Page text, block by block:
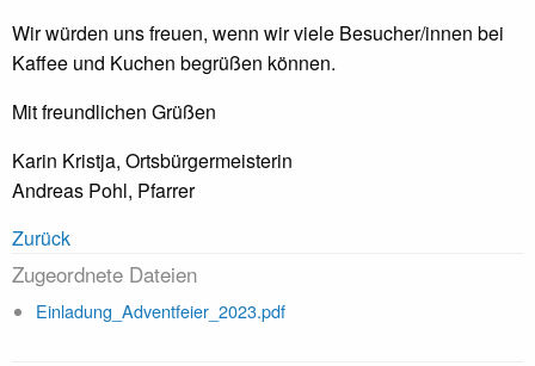
Wir würden uns freuen, wenn wir viele Besucher/innen bei
Kaffee und Kuchen begrüßen können.
Mit freundlichen Grüßen
Karin Kristja, Ortsbürgermeisterin
Andreas Pohl, Pfarrer
Zurück
Zugeordnete Dateien
Einladung_Adventfeier_2023.pdf